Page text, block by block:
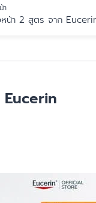
า
หน้า 2 สูตร จาก